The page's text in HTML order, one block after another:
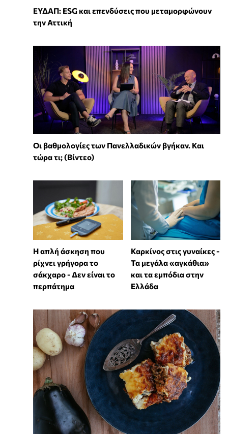
ΕΥΔΑΠ: ESG και επενδύσεις που μεταμορφώνουν
την Αττική
Οι βαθμολογίες των Πανελλαδικών βγήκαν. Και
τώρα τι; (Βίντεο)
Η απλή άσκηση που
ρίχνει γρήγορα το
σάκχαρο - Δεν είναι το
περπάτημα
Καρκίνος στις γυναίκες -
Τα μεγάλα «αγκάθια»
και τα εμπόδια στην
Ελλάδα